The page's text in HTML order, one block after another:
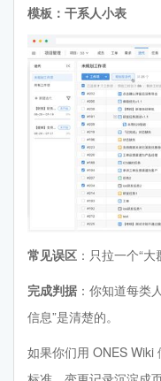
模板：干系人小表
常见误区 ：只拉一个“
完成判据 ：你知道每类
信息”是清楚的。
如果你们用 ONES Wiki